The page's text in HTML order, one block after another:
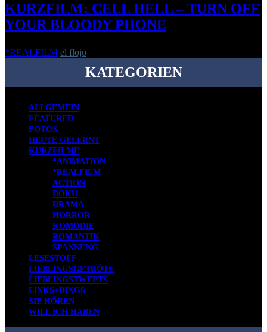
KURZFILM: CELL HELL – TURN OFF
YOUR BLOODY PHONE
*REALFILM el flojo
KATEGORIEN
ALLGEMEIN
FEATURED
FOTOS
HEUTE GELERNT
KURZFILME
*ANIMATION
*REALFILM
ACTION
DOKU
DRAMA
HORROR
KOMÖDIE
ROMANTIK
SPANNUNG
LESESTOFF
LIEBLINGSGETRÖTE
LIEBLINGSTWEETS
LINKS+DINGS
SIE HÖREN
WILL ICH HABEN